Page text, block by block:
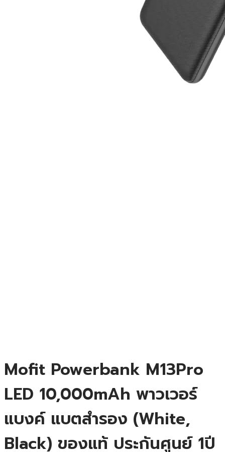
Mofit Powerbank M13Pro
LED 10,000mAh พาวเวอร์
แบงค์ แบตสำรอง (White,
Black) ของแท้ ประกันศูนย์ 1ปี